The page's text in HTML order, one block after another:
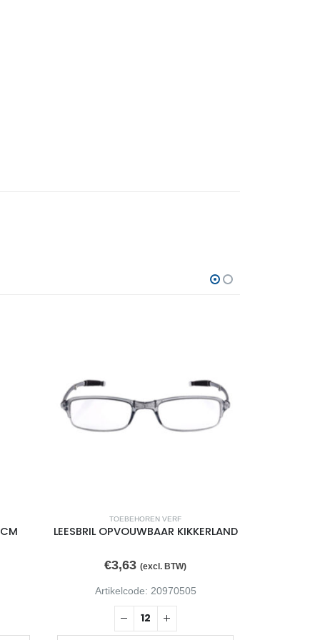
TOEBEHOREN VERF
LEESBRIL OPVOUWBAAR KIKKERLAND
€3,63 (excl. BTW)
Artikelcode: 20970505